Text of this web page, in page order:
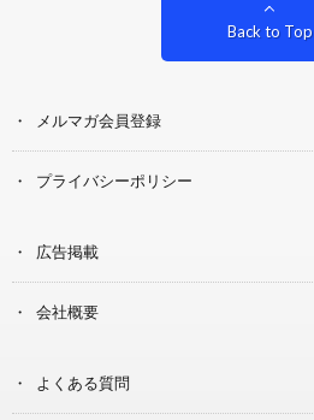
Back to Top
メルマガ会員登録
プライバシーポリシー
広告掲載
会社概要
よくある質問